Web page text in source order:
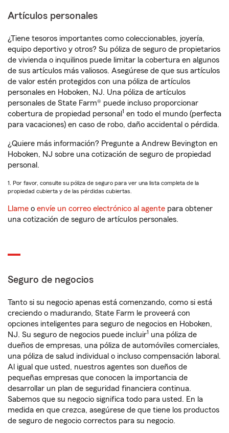
Artículos personales
¿Tiene tesoros importantes como coleccionables, joyería,
equipo deportivo y otros? Su póliza de seguro de propietarios
de vivienda o inquilinos puede limitar la cobertura en algunos
de sus artículos más valiosos. Asegúrese de que sus artículos
de valor estén protegidos con una póliza de artículos
personales en Hoboken, NJ. Una póliza de artículos
personales de State Farm® puede incluso proporcionar
cobertura de propiedad personal 1 en todo el mundo (perfecta
para vacaciones) en caso de robo, daño accidental o pérdida.
¿Quiere más información? Pregunte a Andrew Bevington en
Hoboken, NJ sobre una cotización de seguro de propiedad
personal.
1. Por favor, consulte su póliza de seguro para ver una lista completa de la
propiedad cubierta y de las pérdidas cubiertas.
Llame o envíe un correo electrónico al agente para obtener
una cotización de seguro de artículos personales.
Seguro de negocios
Tanto si su negocio apenas está comenzando, como si está
creciendo o madurando, State Farm le proveerá con
opciones inteligentes para seguro de negocios en Hoboken,
NJ. Su seguro de negocios puede incluir1 una póliza de
dueños de empresas, una póliza de automóviles comerciales,
una póliza de salud individual o incluso compensación laboral.
Al igual que usted, nuestros agentes son dueños de
pequeñas empresas que conocen la importancia de
desarrollar un plan de seguridad financiera continua.
Sabemos que su negocio significa todo para usted. En la
medida en que crezca, asegúrese de que tiene los productos
de seguro de negocio correctos para su negocio.